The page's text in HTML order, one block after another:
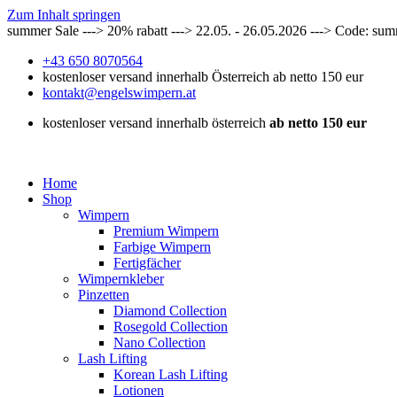
Zum Inhalt springen
summer Sale ---> 20% rabatt ---> 22.05. - 26.05.2026 ---> Code:
+43 650 8070564
kostenloser versand innerhalb Österreich ab netto 150 eur
kontakt@engelswimpern.at
kostenloser versand innerhalb österreich ab netto 150 eur
Home
Shop
Wimpern
Premium Wimpern
Farbige Wimpern
Fertigfächer
Wimpernkleber
Pinzetten
Diamond Collection
Rosegold Collection
Nano Collection
Lash Lifting
Korean Lash Lifting
Lotionen